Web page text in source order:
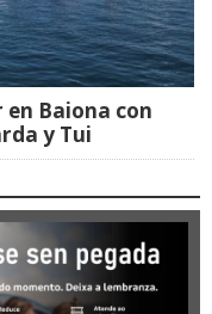
Baiona con
y Tui